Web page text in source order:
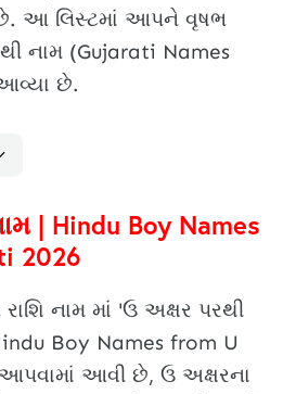
છે. આ લિસ્ટમાં આપને વૃષભ
નામ (Gujarati Names
છે.
| Hindu Boy Names
2026
નામ માં 'ઉ અક્ષર પરથી
Boy Names from U
આવી છે, ઉ અક્ષરના